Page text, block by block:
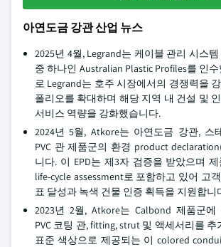
아연도금 강관 산업 뉴스
2025년 4월, Legrand는 케이블 관리 시스
중 하나인 Australian Plastic Profiles를 인
로 Legrand는 호주 시장에서의 경쟁력을
폴리오를 확대하며 해당 지역 내 건설 및
서비스 역량을 강화했습니다.
2024년 5월, Atkore는 아연도금 강관, 스
PVC 관 제품군의 환경 product
니다. 이 EPD는 제3자 검증을 받았으며
life-cycle assessment로 포함하고 있어 고
표 달성과 녹색 건물 인증 획득을 지원합니
2023년 2월, Atkore는 Calbond 제품군
PVC 코팅 관, fitting, strut 및 액세서리를 추
표준 색상으로 제공되는 이 colored